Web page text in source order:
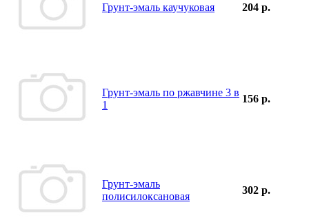
Грунт-эмаль каучуковая 204 р.
Грунт-эмаль по ржавчине 3 в
1
156 р.
Грунт-эмаль
полисилоксановая
302 р.